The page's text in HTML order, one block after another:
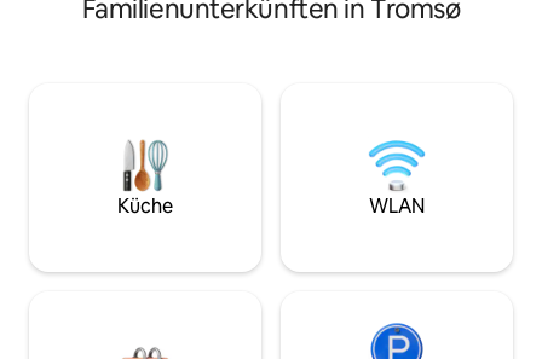
Die Stadt ist nur 15 Minuten entfernt und
Genieße einen speziellen Arbeitsplatz
mit Glasfaser-Internet und entspanne
dich nach einem Tag voller Abenteuer
mit internationalem Fernsehen. Dein
Pracht
die Nordlichter eignen.
„Aurora Belt“ für
die Nordlichter -
in der Nähe von
Familienunterkünften in Tromsø
Küche WLAN